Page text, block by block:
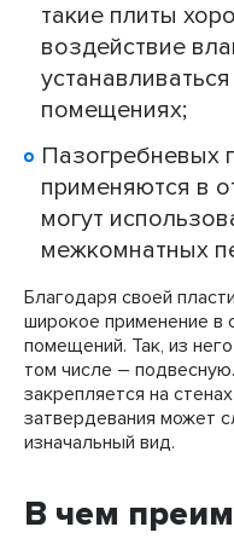
такие плиты
воздействие
помещениях;
Пазогребневых
применяются в
могут
межкомнатных
Благодаря своей
широкое применение в
помещений. Так, из
том числе –
закрепляется на
затвердевания может
изначальный вид.
В чем